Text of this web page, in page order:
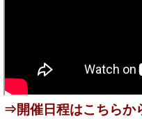
⇒開催日程はこちらか